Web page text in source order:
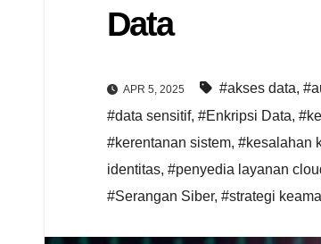
Data
APR 5, 2025 #akses data,
#data sensitif, #Enkripsi Data,
#kerentanan sistem, #kesalahan
identitas, #penyedia layanan
#Serangan Siber, #strategi